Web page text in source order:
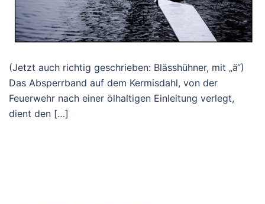
(Jetzt auch richtig geschrieben: Blässhühner, mit „ä“)
Das Absperrband auf dem Kermisdahl, von der
Feuerwehr nach einer ölhaltigen Einleitung verlegt,
dient den […]